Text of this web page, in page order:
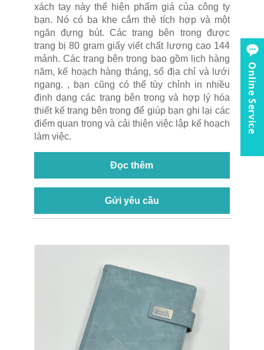
xách tay này thể hiện phẩm giá của công ty
bạn. Nó có ba khe cắm thẻ tích hợp và một
ngăn đựng bút. Các trang bên trong được
trang bị 80 gram giấy viết chất lượng cao 144
mảnh. Các trang bên trong bao gồm lịch hàng
năm, kế hoạch hàng tháng, sổ địa chỉ và lưới
ngang. , bạn cũng có thể tùy chỉnh in nhiều
định dạng các trang bên trong và hợp lý hóa
thiết kế trang bên trong để giúp bạn ghi lại các
điểm quan trọng và cải thiện việc lập kế hoạch
làm việc.
Đọc thêm
Gửi yêu cầu
Online Service